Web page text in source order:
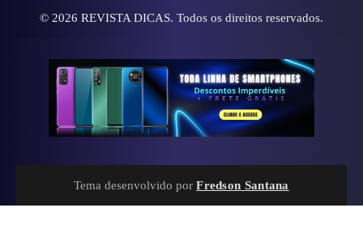
© 2026 REVISTA DICAS. Todos os direitos reservados.
Tema desenvolvido por Fredson Santana